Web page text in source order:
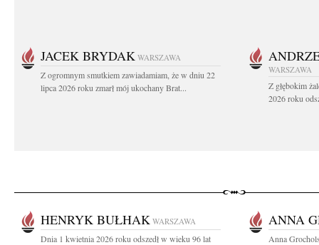
JACEK BRYDAK WARSZAWA
Z ogromnym smutkiem zawiadamiam, że w dniu 22
lipca 2026 roku zmarł mój ukochany Brat...
WARSZAWA
Z głębokim
2026 roku
HENRYK BUŁHAK WARSZAWA
Dnia 1 kwietnia 2026 roku odszedł w wieku 96 lat
ANNA
Anna